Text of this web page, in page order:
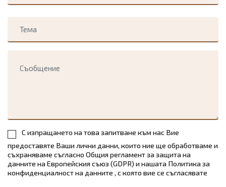
С изпращането на това запитване към нас Вие
предоставяте Ваши лични данни, които ние ще обработваме и
съхраняваме съгласноОбщия регламент за защита на
данните на Европейския съюз (GDPR) и нашата Политика за
конфиденциалност на данните , с която вие се съгласявате